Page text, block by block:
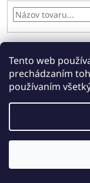
Tento web
prechádzaním
používaním
Online: